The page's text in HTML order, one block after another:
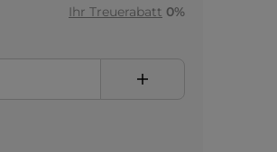
Ihr Treuerabatt 0%